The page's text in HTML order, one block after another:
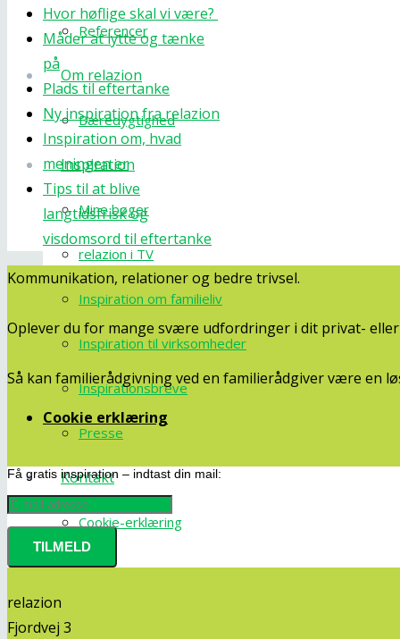
Referencer
Om relazion
Bæredygtighed
Inspiration
Mine bøger
relazion i TV
Inspiration om familieliv
Inspiration til virksomheder
Inspirationsbreve
Presse
Kontakt
Cookie-erklæring
Hvor høflige skal vi være?
Måder at lytte og tænke
på
Plads til eftertanke
Ny inspiration fra relazion
Inspiration om, hvad
meningen er
Tips til at blive
langtidsfrisk og
visdomsord til eftertanke
Kommunikation, relationer og bedre trivsel.
Oplever du for mange svære udfordringer i dit privat-
Så kan familierådgivning ved en familierådgiver være en
Cookie erklæring
Få gratis inspiration – indtast din mail:
relazion
Fjordvej 3